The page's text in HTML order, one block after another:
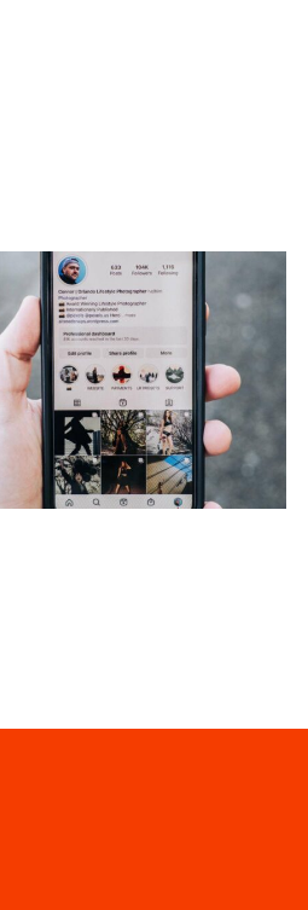
Trzy najlepsze
platformy do
planowania postów
na różnych kanałach
społecznościowych